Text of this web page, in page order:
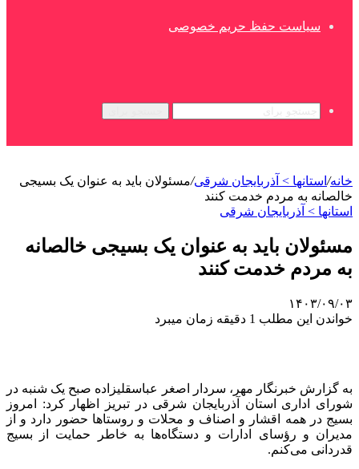
سیاست حفظ حریم خصوصی
خانه/ استانها > آذربایجان شرقی/مسئولان باید به عنوان یک بسیجی
خالصانه به مردم خدمت کنند
استانها > آذربایجان شرقی
مسئولان باید به عنوان یک بسیجی خالصانه
به مردم خدمت کنند
۱۴۰۳/۰۹/۰۳
خواندن این مطلب 1 دقیقه زمان میبرد
به گزارش خبرنگار مهر، سردار اصغر عباسقلیزاده صبح یک شنبه در
شورای اداری استان آذربایجان شرقی در تبریز اظهار کرد: امروز
بسیج در همه اقشار و اصناف و محلات و روستاها حضور دارد و از
مدیران و رؤسای ادارات و دستگاه‌ها به خاطر حمایت از بسیج
قدردانی می‌کنم.